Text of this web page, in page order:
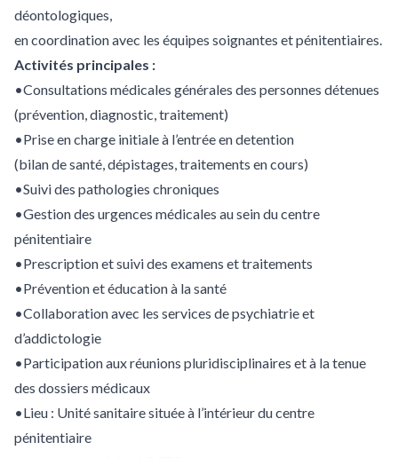
déontologiques,
en coordination avec les équipes soignantes et pénitentiaires.
Activités principales :
•Consultations médicales générales des personnes détenues
(prévention, diagnostic, traitement)
•Prise en charge initiale à l’entrée en detention
(bilan de santé, dépistages, traitements en cours)
•Suivi des pathologies chroniques
•Gestion des urgences médicales au sein du centre
pénitentiaire
•Prescription et suivi des examens et traitements
•Prévention et éducation à la santé
•Collaboration avec les services de psychiatrie et
d’addictologie
•Participation aux réunions pluridisciplinaires et à la tenue
des dossiers médicaux
•Lieu : Unité sanitaire située à l’intérieur du centre
pénitentiaire